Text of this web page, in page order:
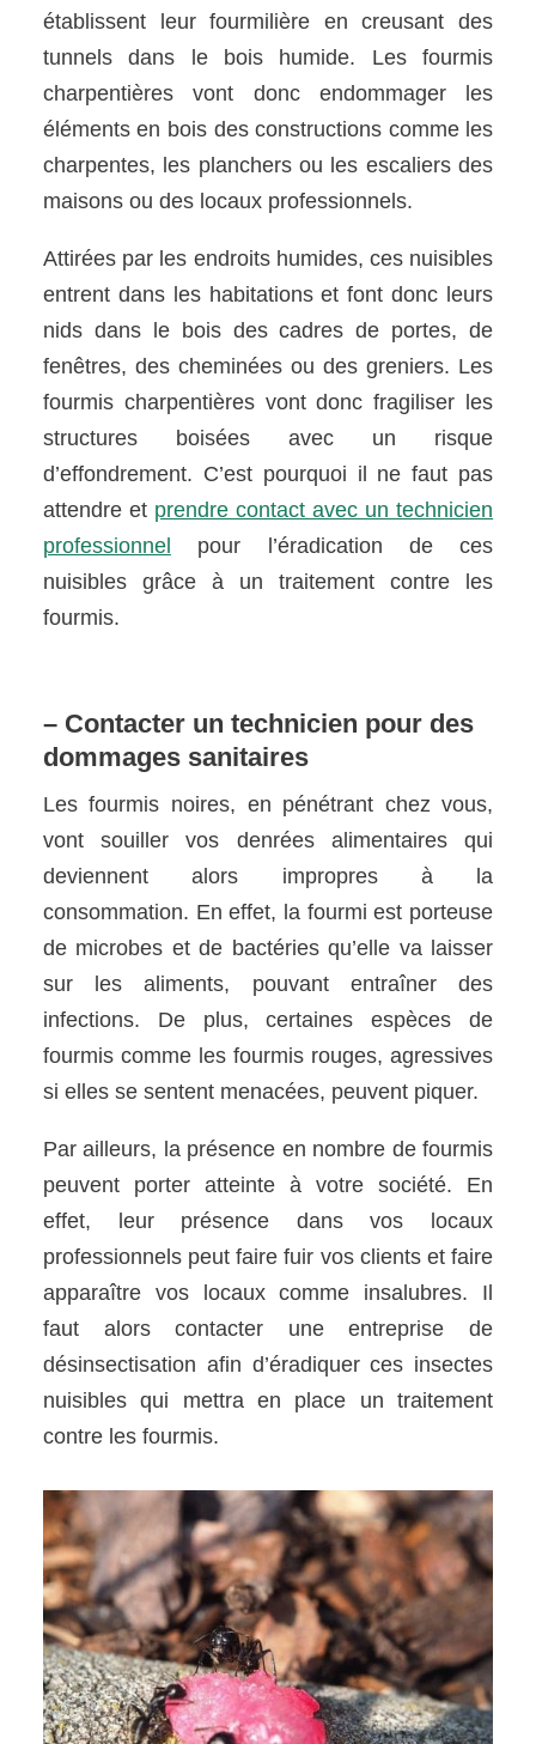
établissent leur fourmilière en creusant des
tunnels dans le bois humide. Les fourmis
charpentières vont donc endommager les
éléments en bois des constructions comme les
charpentes, les planchers ou les escaliers des
maisons ou des locaux professionnels.
Attirées par les endroits humides, ces nuisibles
entrent dans les habitations et font donc leurs
nids dans le bois des cadres de portes, de
fenêtres, des cheminées ou des greniers. Les
fourmis charpentières vont donc fragiliser les
structures boisées avec un risque
d’effondrement. C’est pourquoi il ne faut pas
attendre et prendre contact avec un technicien
professionnel
pour l’éradication de ces
nuisibles grâce à un traitement contre les
fourmis.
– Contacter un technicien pour des
dommages sanitaires
Les fourmis noires, en pénétrant chez vous,
vont souiller vos denrées alimentaires qui
deviennent alors impropres à la
consommation. En effet, la fourmi est porteuse
de microbes et de bactéries qu’elle va laisser
sur les aliments, pouvant entraîner des
infections. De plus, certaines espèces de
fourmis comme les fourmis rouges, agressives
si elles se sentent menacées, peuvent piquer.
Par ailleurs, la présence en nombre de fourmis
peuvent porter atteinte à votre société. En
effet, leur présence dans vos locaux
professionnels peut faire fuir vos clients et faire
apparaître vos locaux comme insalubres. Il
faut alors contacter une entreprise de
désinsectisation afin d’éradiquer ces insectes
nuisibles qui mettra en place un traitement
contre les fourmis.